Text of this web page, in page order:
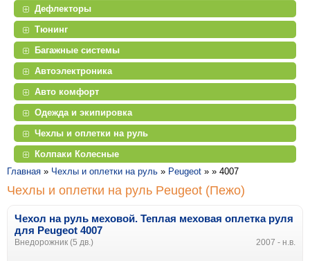
Дефлекторы
Тюнинг
Багажные системы
Автоэлектроника
Авто комфорт
Одежда и экипировка
Чехлы и оплетки на руль
Колпаки Колесные
Главная » Чехлы и оплетки на руль » Peugeot » » 4007
Чехлы и оплетки на руль Peugeot (Пежо)
Чехол на руль меховой. Теплая меховая оплетка руля
для Peugeot 4007
Внедорожник (5 дв.) 2007 - н.в.